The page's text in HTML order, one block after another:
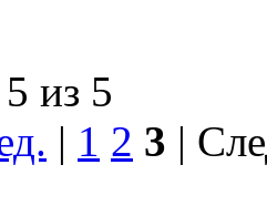
из 5
| 1 2 3 |